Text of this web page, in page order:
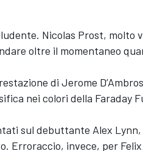
Nicolas Prost, molto
oltre il momentaneo
di Jerome
nei colori della Faraday
sul debuttante Alex Lynn,
Erroraccio, invece, per